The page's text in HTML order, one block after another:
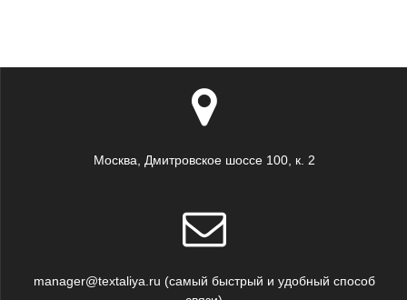
Москва, Дмитровское шоссе 100, к. 2
manager@textaliya.ru (самый быстрый и удобный способ